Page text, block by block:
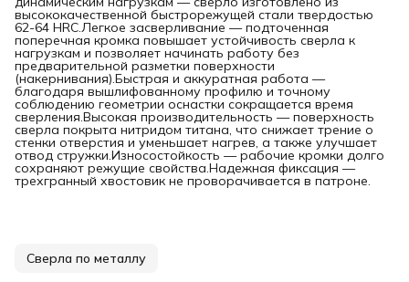
высококачественной быстрорежущей стали твердостью
62-64 HRC.Легкое засверливание — подточенная
поперечная кромка повышает устойчивость сверла к
нагрузкам и позволяет начинать работу без
предварительной разметки поверхности
(накернивания).Быстрая и аккуратная работа —
благодаря вышлифованному профилю и точному
соблюдению геометрии оснастки сокращается время
сверления.Высокая производительность — поверхность
сверла покрыта нитридом титана, что снижает трение о
стенки отверстия и уменьшает нагрев, а также улучшает
отвод стружки.Износостойкость — рабочие кромки долго
сохраняют режущие свойства.Надежная фиксация —
трехгранный хвостовик не проворачивается в патроне.
Сверла по металлу